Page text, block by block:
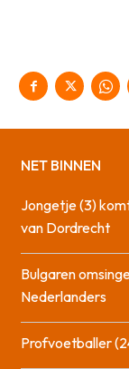
NET BINNEN
Jongetje (3)
van Dordrecht
Bulgaren
Nederlanders
Profvoetballer